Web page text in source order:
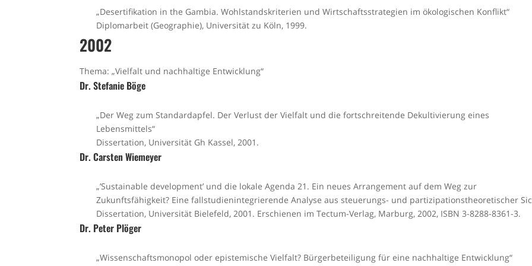
„Desertifikation in the Gambia. Wohlstandskriterien und Wirtschaftsstrategien im ökologischen Konflikt“
Diplomarbeit (Geographie), Universität zu Köln, 1999.
2002
Thema: „Vielfalt und nachhaltige Entwicklung“
Dr. Stefanie Böge
„Der Weg zum Standardapfel. Der Verlust der Vielfalt und die fortschreitende Dekultivierung eines
Lebensmittels“
Dissertation, Universität Gh Kassel, 2001.
Dr. Carsten Wiemeyer
„’Sustainable development’ und die lokale Agenda 21. Ein neues Arrangement auf dem Weg zur
Zukunftsfähigkeit? Eine fallstudienintegrierende Analyse aus steuerungs- und partizipationstheoretischer
Dissertation, Universität Bielefeld, 2001. Erschienen im Tectum-Verlag, Marburg, 2002, ISBN 3-8288-8361-3.
Dr. Peter Plöger
„Wissenschaftsmonopol oder epistemische Vielfalt? Bürgerbeteiligung für eine nachhaltige Entwicklung“